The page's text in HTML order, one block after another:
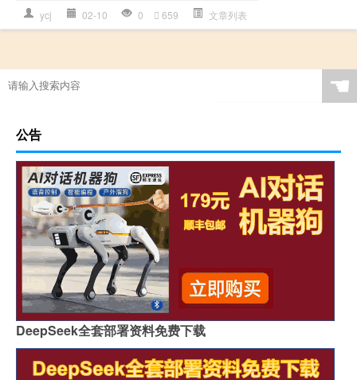
ycj 02-10 0 659 文章列表
☚
公告
DeepSeek全套部署资料免费下载